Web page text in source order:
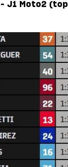
– J1 Moto2